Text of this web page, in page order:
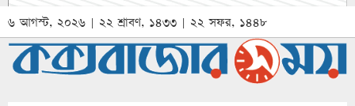
৬ আগস্ট, ২০২৬ | ২২ শ্রাবণ, ১৪৩৩ | ২২ সফর, ১৪৪৮